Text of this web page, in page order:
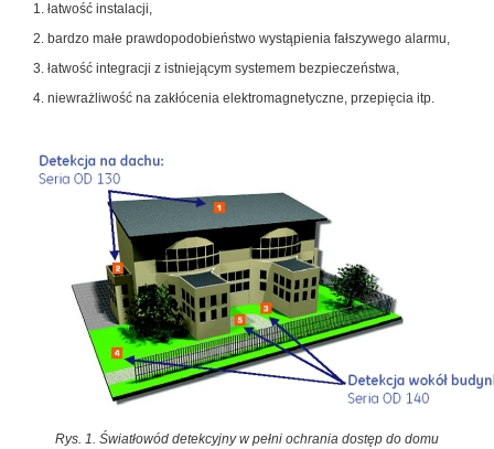
1. łatwość instalacji,
2. bardzo małe prawdopodobieństwo wystąpienia fałszywego alarmu,
3. łatwość integracji z istniejącym systemem bezpieczeństwa,
4. niewrażliwość na zakłócenia elektromagnetyczne, przepięcia itp.
Rys. 1. Światłowód detekcyjny w pełni ochrania dostęp do domu